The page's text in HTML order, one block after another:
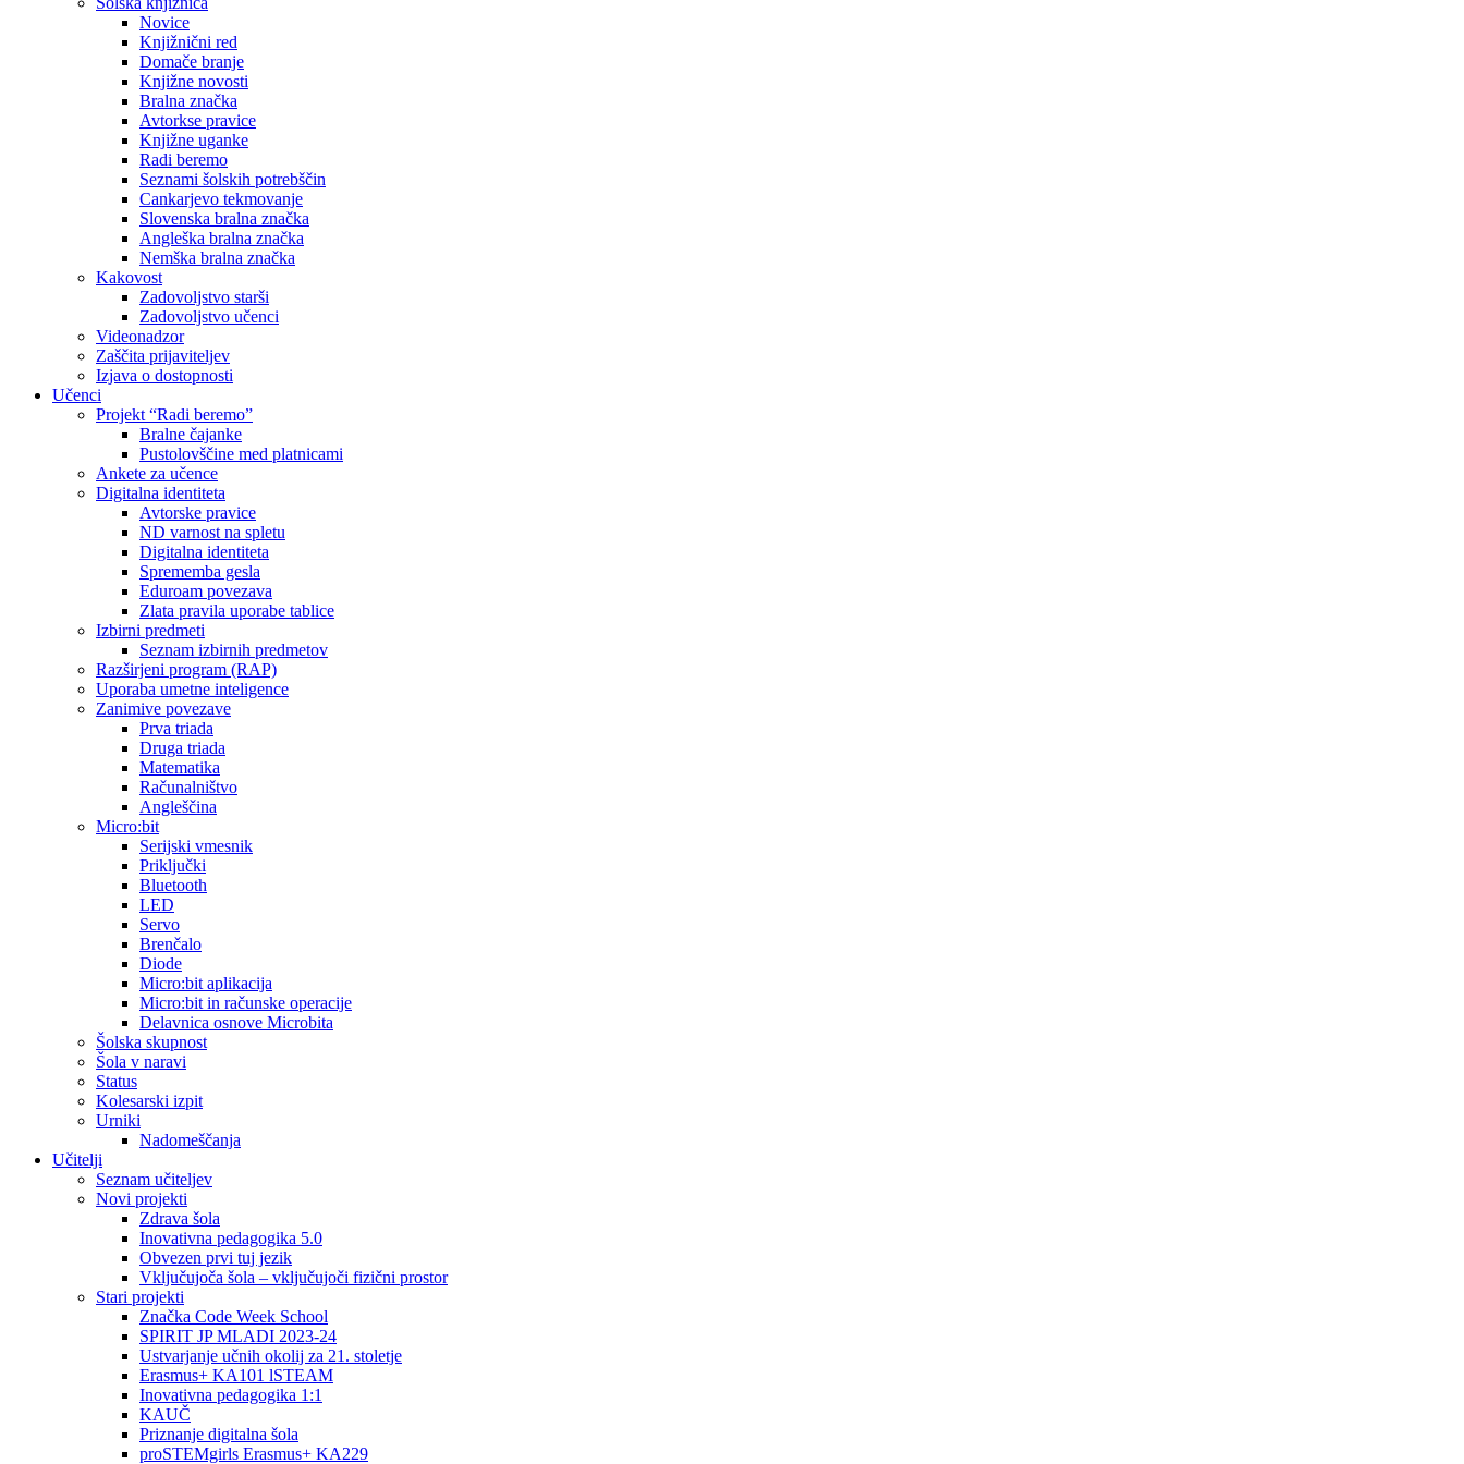
Novice
Knjižnični red
Domače branje
Knjižne novosti
Bralna značka
Avtorkse pravice
Knjižne uganke
Radi beremo
Seznami šolskih potrebščin
Cankarjevo tekmovanje
Slovenska bralna značka
Angleška bralna značka
Nemška bralna značka
Kakovost
Zadovoljstvo starši
Zadovoljstvo učenci
Videonadzor
Zaščita prijaviteljev
Izjava o dostopnosti
Učenci
Projekt “Radi beremo”
Bralne čajanke
Pustolovščine med platnicami
Ankete za učence
Digitalna identiteta
Avtorske pravice
ND varnost na spletu
Digitalna identiteta
Sprememba gesla
Eduroam povezava
Zlata pravila uporabe tablice
Izbirni predmeti
Seznam izbirnih predmetov
Razširjeni program (RAP)
Uporaba umetne inteligence
Zanimive povezave
Prva triada
Druga triada
Matematika
Računalništvo
Angleščina
Micro:bit
Serijski vmesnik
Priključki
Bluetooth
LED
Servo
Brenčalo
Diode
Micro:bit aplikacija
Micro:bit in računske operacije
Delavnica osnove Microbita
Šolska skupnost
Šola v naravi
Status
Kolesarski izpit
Urniki
Nadomeščanja
Učitelji
Seznam učiteljev
Novi projekti
Zdrava šola
Inovativna pedagogika 5.0
Obvezen prvi tuj jezik
Vključujoča šola – vključujoči fizični prostor
Stari projekti
Značka Code Week School
SPIRIT JP MLADI 2023-24
Ustvarjanje učnih okolij za 21. stoletje
Erasmus+ KA101 lSTEAM
Inovativna pedagogika 1:1
KAUČ
Priznanje digitalna šola
proSTEMgirls Erasmus+ KA229